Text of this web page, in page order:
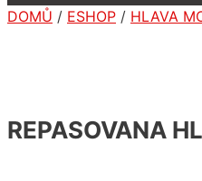
DOMŮ / ESHOP / HLAVA
REPASOVANA